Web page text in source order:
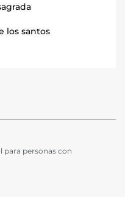
los santos
para personas con